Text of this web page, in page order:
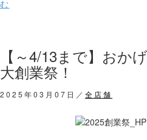
む
【～4/13まで】おか
大創業祭！
2025年03月07日／ 全店舗